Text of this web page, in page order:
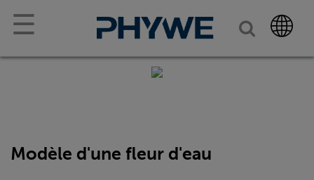
☰
Modèle d'une fleur d'eau